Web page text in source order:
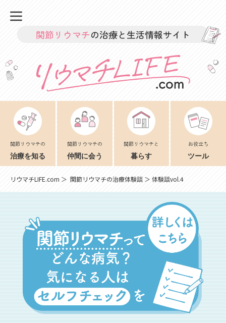
関節リウマチの治療と生活情報サイト
関節リウマチの
治療を知る
関節リウマチの
仲間に会う
関節リウマチと
暮らす
お役立ち
ツール
リウマチLIFE.com ＞ 関節リウマチの治療体験談 ＞ 体験談vol.4